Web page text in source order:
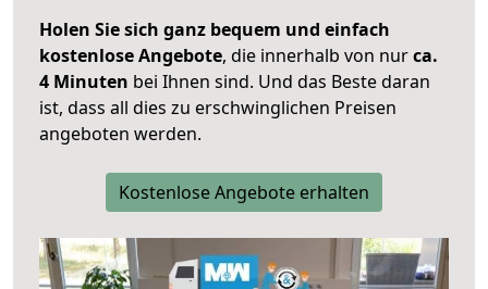
Holen Sie sich ganz bequem und einfach
kostenlose Angebote, die innerhalb von nurca.
4 Minuten bei Ihnen sind. Und das Beste daran
ist, dass all dies zu erschwinglichen Preisen
angeboten werden.
Kostenlose Angebote erhalten